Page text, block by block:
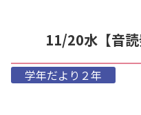
11/20水【音読
学年だより２年